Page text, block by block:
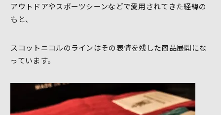
アウトドアやスポーツシーンなどで愛用されてきた経緯の
もと、
スコットニコルのラインはその表情を残した商品展開にな
っています。